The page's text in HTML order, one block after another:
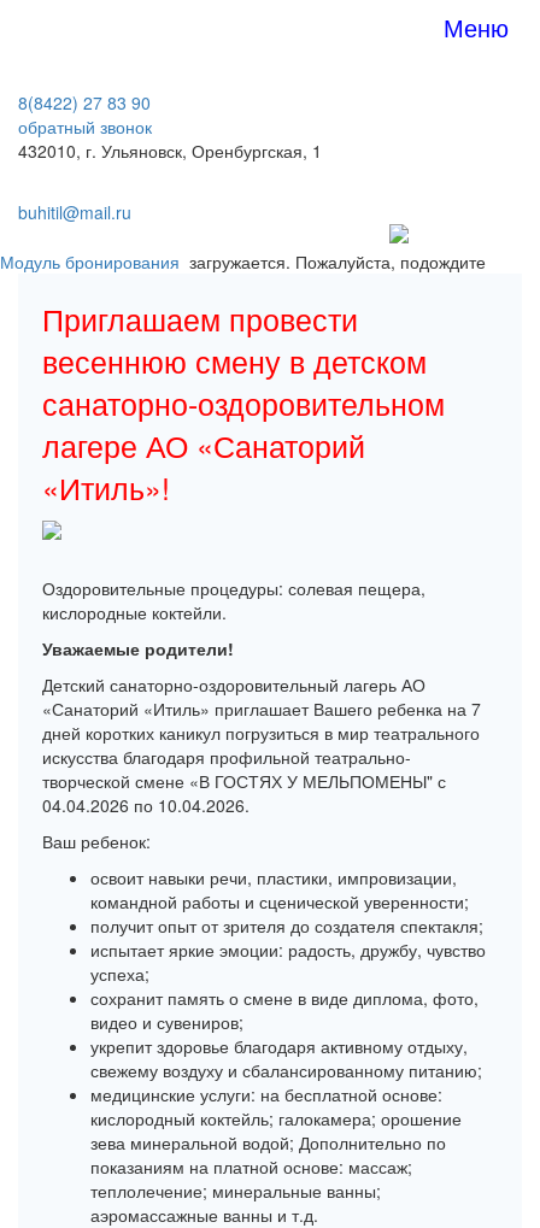
Меню
8(8422) 27 83 90
обратный звонок
432010, г. Ульяновск, Оренбургская, 1
buhitil@mail.ru
Модуль бронирования загружается. Пожалуйста, подождите
Приглашаем провести
весеннюю смену в детском
санаторно-оздоровительном
лагере АО «Санаторий
«Итиль»!
Оздоровительные процедуры: солевая пещера,
кислородные коктейли.
Уважаемые родители!
Детский санаторно-оздоровительный лагерь АО
«Санаторий «Итиль» приглашает Вашего ребенка на 7
дней коротких каникул погрузиться в мир театрального
искусства благодаря профильной театрально-
творческой смене «В ГОСТЯХ У МЕЛЬПОМЕНЫ" с
04.04.2026 по 10.04.2026.
Ваш ребенок:
освоит навыки речи, пластики, импровизации,
командной работы и сценической уверенности;
получит опыт от зрителя до создателя спектакля;
испытает яркие эмоции: радость, дружбу, чувство
успеха;
сохранит память о смене в виде диплома, фото,
видео и сувениров;
укрепит здоровье благодаря активному отдыху,
свежему воздуху и сбалансированному питанию;
медицинские услуги: на бесплатной основе:
кислородный коктейль; галокамера; орошение
зева минеральной водой; Дополнительно по
показаниям на платной основе: массаж;
теплолечение; минеральные ванны;
аэромассажные ванны и т.д.